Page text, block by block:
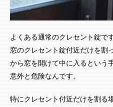
よくある通常のクレセント錠で
窓のクレセント錠付近だけを割
から窓を開けて中に入るという
意外と危険なんです。
特にクレセント付近だけを割る